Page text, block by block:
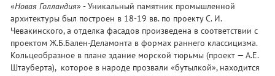
«Новая Голландия» - Уникальный памятник промышленной
архитектуры был построен в 18-19 вв. по проекту С. И.
Чевакинского, а отделка фасадов произведена в соответствии с
проектом Ж.Б.Бален-Деламонта в формах раннего классицизма.
Кольцеобразное в плане здание морской тюрьмы (проект — А.Е.
Штауберта), которое в народе прозвали «бутылкой», находится